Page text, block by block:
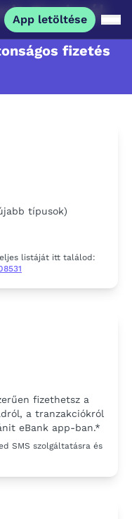
App letöltése
App letöltése
Banknál
fizetés
típusok)
listáját itt találod:
fizethetsz a
a tranzakciókról
eBank app-ban.*
SMS szolgáltatásra és